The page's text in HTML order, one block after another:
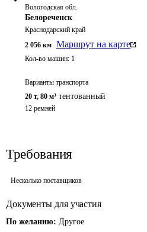
Вологодская обл.
Белореченск
Краснодарский край
2 056 км Маршрут на карте
Кол-во машин: 1
Варианты транспорта
20 т, 80 м³ тентованный
12 ремней
Требования
Несколько поставщиков
Документы для участия
По желанию: Другое